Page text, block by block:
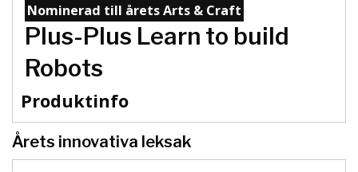
Nominerad till årets Arts & Craft
Plus-Plus Learn to build
Robots
Produktinfo
Årets innovativa leksak